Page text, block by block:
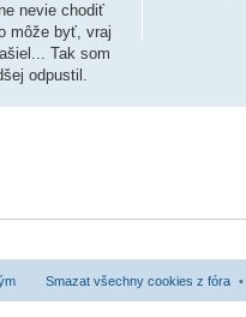
nevie chodiť
môže byť, vraj
Tak som
odpustil.
Smazat všechny cookies z fóra